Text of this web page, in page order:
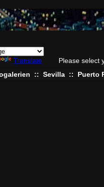
Translate Please select
:: Sevilla :: Puerto